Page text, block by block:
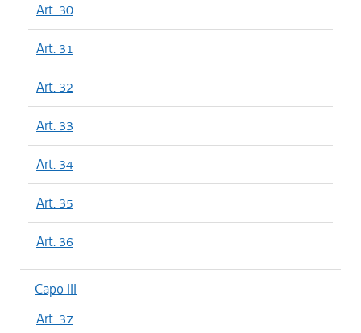
Art. 30
Art. 31
Art. 32
Art. 33
Art. 34
Art. 35
Art. 36
Capo III
Art. 37